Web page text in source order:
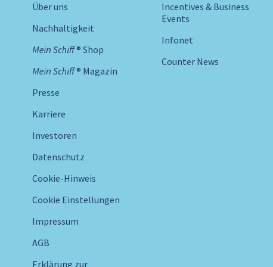
Über uns
Nachhaltigkeit
Mein Schiff ® Shop
Mein Schiff ® Magazin
Presse
Karriere
Investoren
Datenschutz
Cookie-Hinweis
Cookie Einstellungen
Impressum
AGB
Erklärung zur
Incentives & Business
Events
Infonet
Counter News